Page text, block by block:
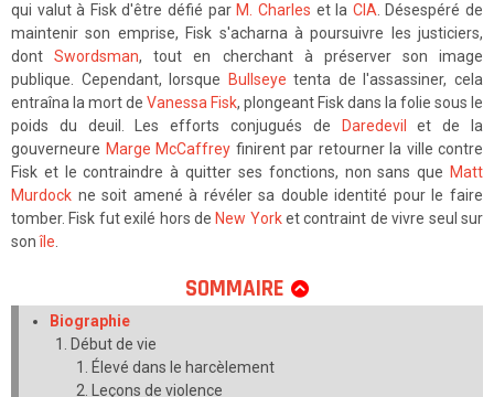
qui valut à Fisk d'être défié par M. Charles et la CIA . Désespéré de
maintenir son emprise, Fisk s'acharna à poursuivre les justiciers,
dontSwordsman, tout en cherchant à préserver son image
publique. Cependant, lorsque
Bullseye tenta de l'assassiner, cela
entraîna la mort de Vanessa Fisk, plongeant Fisk dans la folie sous le
poids du deuil. Les efforts conjugués de
Daredevil
et de la
gouverneure Marge McCaffrey finirent par retourner la ville contre
Fisk et le contraindre à quitter ses fonctions, non sans que Matt
Murdock ne soit amené à révéler sa double identité pour le faire
tomber. Fisk fut exilé hors de New Yorket contraint de vivre seul sur
sonîle
SOMMAIRE
Biographie
Début de vie
Élevé dans le harcèlement
Leçons de violence